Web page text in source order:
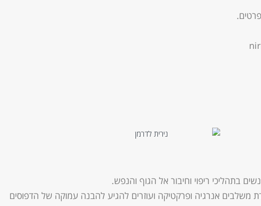
בתהליכי ריפוי וחיבור אל הגוף והנפש.
משלבים אנרגיה ופרקטיקה ועוזרים להגיע להבנה עמוקה של הדפוסים